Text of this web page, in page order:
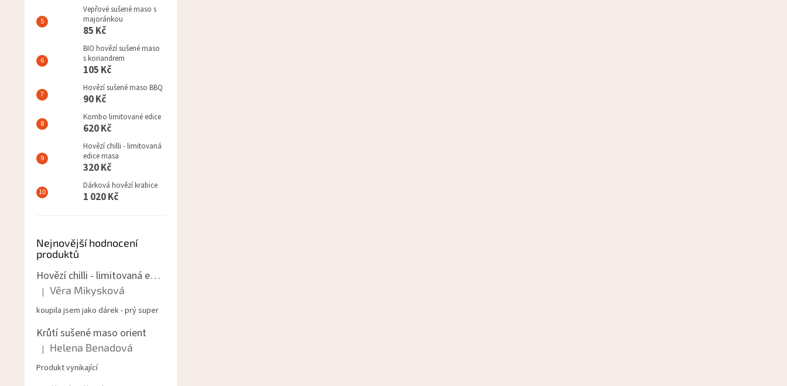
Vepřové sušené maso s
majoránkou
85 Kč
BIO hovězí sušené maso
s koriandrem
105 Kč
Hovězí sušené maso BBQ
90 Kč
Kombo limitované edice
620 Kč
Hovězí chilli - limitovaná
edice masa
320 Kč
Dárková hovězí krabice
1 020 Kč
Nejnovější hodnocení
produktů
Hovězí chilli - limitovaná edice masa
Hodnocení produktu je 5 z 5 hvězdiček.
| Věra Mikysková
koupila jsem jako dárek - prý super
Krůtí sušené maso orient
Hodnocení produktu je 5 z 5 hvězdiček.
| Helena Benadová
Produkt vynikající